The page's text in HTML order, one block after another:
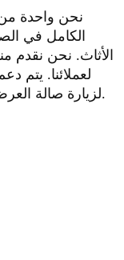
نحن واحدة من
الكامل في
الأثاث. نحن نقدم
لزيارة صالة العرض عبر الإنترنت قبل الطلب وتأكيد اللون.